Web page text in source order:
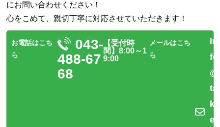
にお問い合わせください！
心をこめて、親切丁寧に対応させていただきます！
お電話はこち
ら
043-
488-67
68
【受付時
間】8:00～1
9:00
メールはこち
ら
in
fo
@
ta
k
e